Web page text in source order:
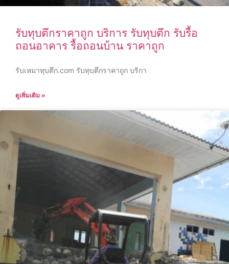
รับทุบตึกราคาถูก บริการ รับทุบตึก รับรื้อ
ถอนอาคาร รื้อถอนบ้าน ราคาถูก
รับเหมาทุบตึก.com รับทุบตึกราคาถูก บริกา
ดูเพิ่มเติม »